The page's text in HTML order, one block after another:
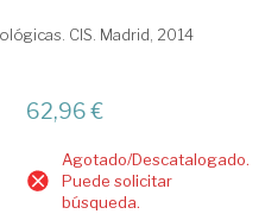
CIS. Madrid, 2014
62,96 €
Agotado/Descatalogado.
Puede solicitar
búsqueda.